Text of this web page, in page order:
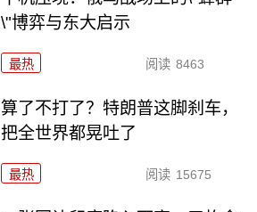
\"博弈与东大启示
最热 阅读 8463
算了不打了？特朗普这脚刹车，
把全世界都晃吐了
最热 阅读 15675